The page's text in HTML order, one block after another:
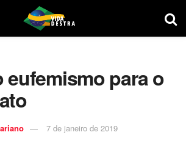
eufemismo para o
7 de janeiro de 2019